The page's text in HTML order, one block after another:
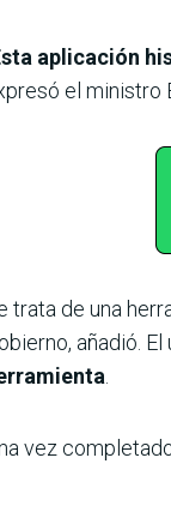
aplicación
el ministro
trata de una
añadió.
vez